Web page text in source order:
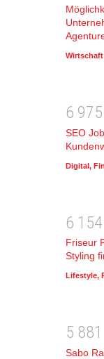
Wirtschaft
6 975
SEO
Digital,
6 1 54
Friseur
Styling
Lifestyle,
5 881
Sabo